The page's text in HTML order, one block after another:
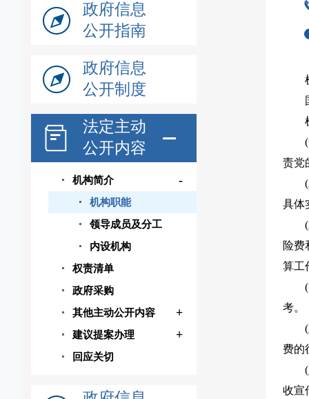
政府信息
公开指南
政府信息
公开制度
法定主动
公开内容
机构简介 -
机构职能
领导成员及分工
内设机构
权责清单
政府采购
其他主动公开内容
+
建议提案办理 +
回应关切
责党
具体
险费
算工
考。
费的
收宣